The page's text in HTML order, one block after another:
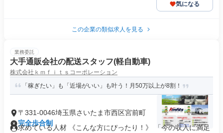
気になる
この企業の類似求人を見る
業務委託
大手通販会社の配送スタッフ(軽自動車)
株式会社ｋｍｆｉｔｓコーポレーション
「稼ぎたい」も「近場がいい」も叶う！月50万以上が8割！
〒331-0046埼玉県さいたま市西区宮前町
完全歩合制
求めている人材 《こんな方にぴったり！》 「今の収入に満足